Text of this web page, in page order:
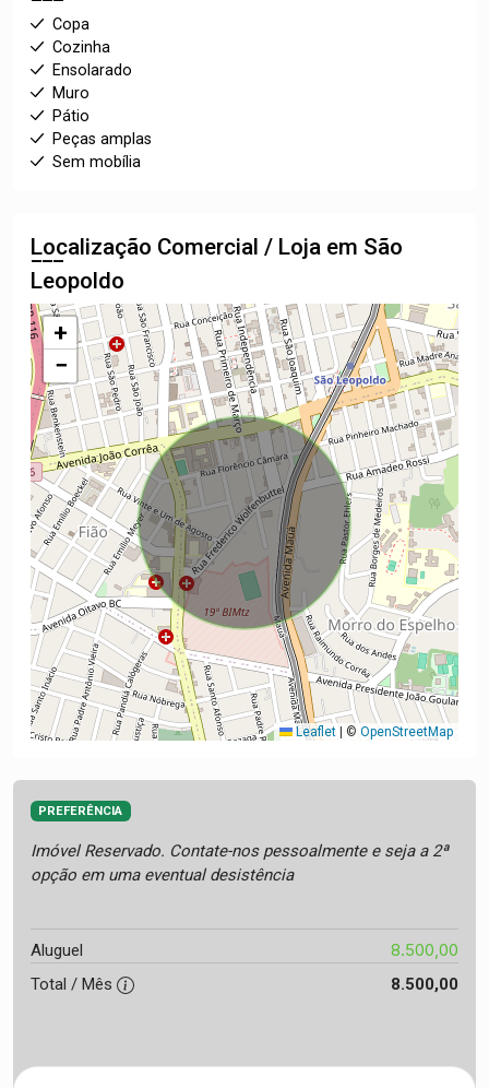
Copa
Cozinha
Ensolarado
Muro
Pátio
Peças amplas
Sem mobília
Localização Comercial / Loja em São
Leopoldo
+
−
Leaflet | © OpenStreetMap
PREFERÊNCIA
Imóvel Reservado. Contate-nos pessoalmente e seja a 2ª
opção em uma eventual desistência
Aluguel 8.500,00
Total / Mês 8.500,00